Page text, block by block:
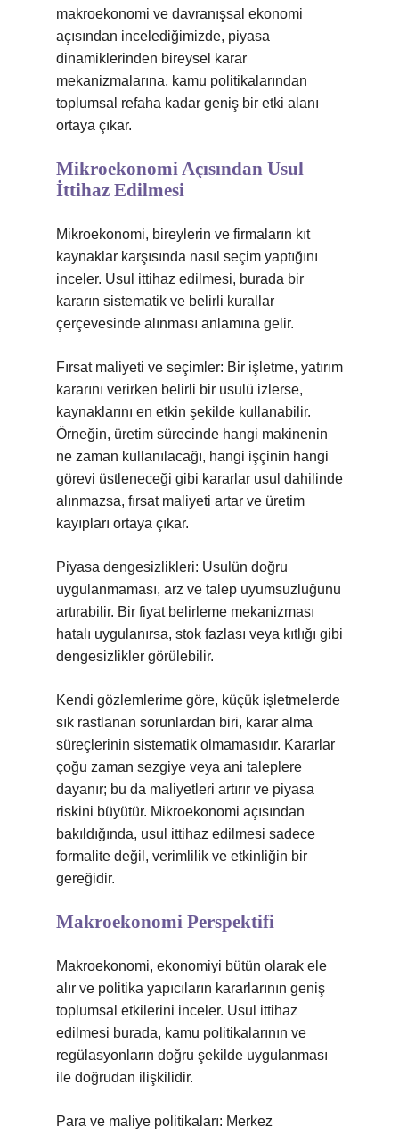
makroekonomi ve davranışsal ekonomi
açısından incelediğimizde, piyasa
dinamiklerinden bireysel karar
mekanizmalarına, kamu politikalarından
toplumsal refaha kadar geniş bir etki alanı
ortaya çıkar.
Mikroekonomi Açısından Usul
İttihaz Edilmesi
Mikroekonomi, bireylerin ve firmaların kıt
kaynaklar karşısında nasıl seçim yaptığını
inceler. Usul ittihaz edilmesi, burada bir
kararın sistematik ve belirli kurallar
çerçevesinde alınması anlamına gelir.
Fırsat maliyeti ve seçimler: Bir işletme, yatırım
kararını verirken belirli bir usulü izlerse,
kaynaklarını en etkin şekilde kullanabilir.
Örneğin, üretim sürecinde hangi makinenin
ne zaman kullanılacağı, hangi işçinin hangi
görevi üstleneceği gibi kararlar usul dahilinde
alınmazsa, fırsat maliyeti artar ve üretim
kayıpları ortaya çıkar.
Piyasa dengesizlikleri: Usulün doğru
uygulanmaması, arz ve talep uyumsuzluğunu
artırabilir. Bir fiyat belirleme mekanizması
hatalı uygulanırsa, stok fazlası veya kıtlığı gibi
dengesizlikler görülebilir.
Kendi gözlemlerime göre, küçük işletmelerde
sık rastlanan sorunlardan biri, karar alma
süreçlerinin sistematik olmamasıdır. Kararlar
çoğu zaman sezgiye veya ani taleplere
dayanır; bu da maliyetleri artırır ve piyasa
riskini büyütür. Mikroekonomi açısından
bakıldığında, usul ittihaz edilmesi sadece
formalite değil, verimlilik ve etkinliğin bir
gereğidir.
Makroekonomi Perspektifi
Makroekonomi, ekonomiyi bütün olarak ele
alır ve politika yapıcıların kararlarının geniş
toplumsal etkilerini inceler. Usul ittihaz
edilmesi burada, kamu politikalarının ve
regülasyonların doğru şekilde uygulanması
ile doğrudan ilişkilidir.
Para ve maliye politikaları: Merkez